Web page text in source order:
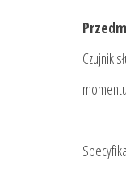
Czujnik